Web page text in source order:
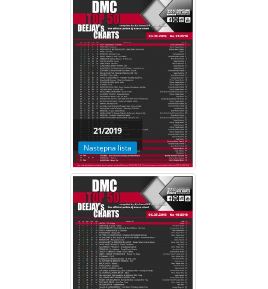
21/2019
Następna lista